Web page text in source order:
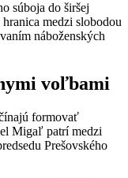
súboja do širšej
medzi slobodou
náboženských
voľbami
formovať
Migaľ patrí medzi
Prešovského